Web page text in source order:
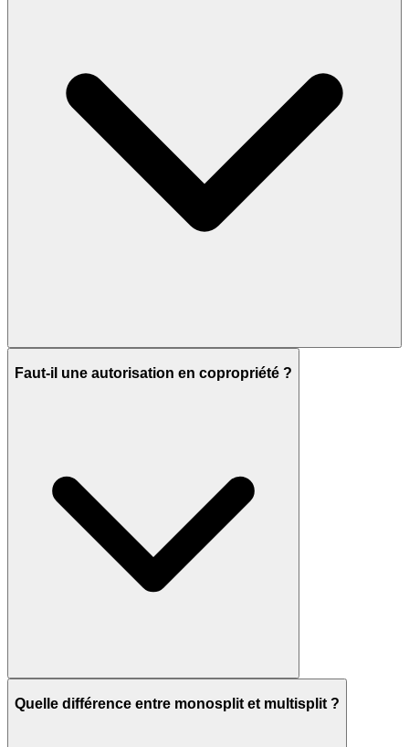
Faut-il une autorisation en copropriété ?
Quelle différence entre monosplit et multisplit ?